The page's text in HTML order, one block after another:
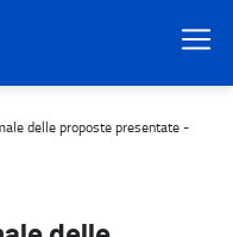
formale delle proposte
delle proposte presentate -